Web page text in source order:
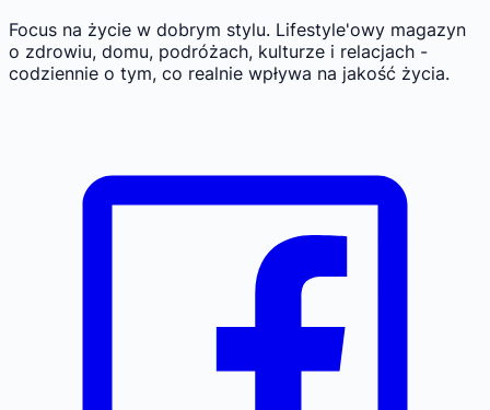
Focus na życie w dobrym stylu. Lifestyle'owy magazyn
o zdrowiu, domu, podróżach, kulturze i relacjach -
codziennie o tym, co realnie wpływa na jakość życia.